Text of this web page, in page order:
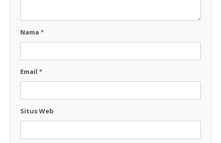
Nama *
Email *
Situs Web